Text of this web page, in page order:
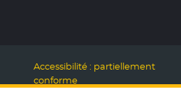
Accessibilité : partiellement
conforme